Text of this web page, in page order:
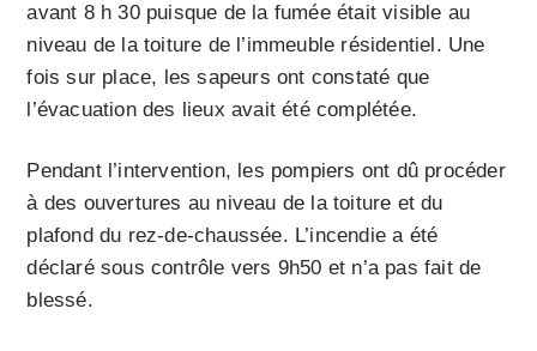
avant 8 h 30 puisque de la fumée était visible au
niveau de la toiture de l’immeuble résidentiel. Une
fois sur place, les sapeurs ont constaté que
l’évacuation des lieux avait été complétée.
Pendant l’intervention, les pompiers ont dû procéder
à des ouvertures au niveau de la toiture et du
plafond du rez-de-chaussée. L’incendie a été
déclaré sous contrôle vers 9h50 et n’a pas fait de
blessé.